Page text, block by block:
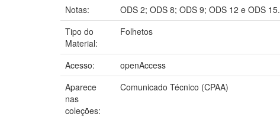
Notas:
ODS 2; ODS 8; ODS 9; ODS 12 e ODS 15.
Tipo do
Material:
Folhetos
Acesso:
openAccess
Aparece
nas
coleções:
Comunicado Técnico (CPAA)